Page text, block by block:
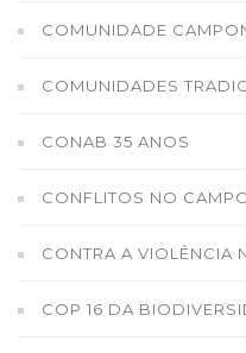
COMUNIDADE
COMUNIDADES
CONAB 35 ANOS
CONFLITOS NO
CONTRA A VIOLÊNCIA
COP 16 DA